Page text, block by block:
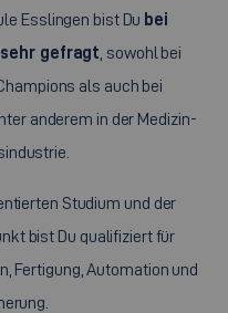
Esslingen bist Du bei
gefragt , sowohl bei
als auch bei
anderem in der Medizin-
Studium und der
bist Du qualifiziert für
Fertigung, Automation und